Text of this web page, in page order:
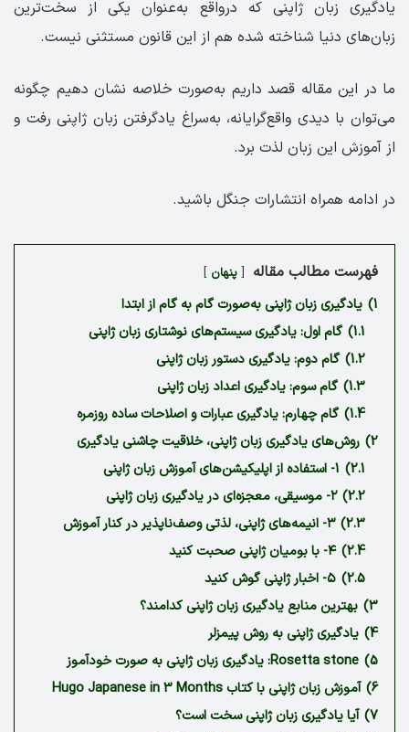
یادگیری زبان ژاپنی که درواقع به‌عنوان یکی از سخت‌ترین
زبان‌های دنیا شناخته شده هم از این قانون مستثنی نیست.
ما در این مقاله قصد داریم به‌صورت خلاصه نشان دهیم چگونه
می‌توان با دیدی واقع‌گرایانه، به‌سراغ یادگرفتن زبان ژاپنی رفت و
از آموزش این زبان لذت برد.
در ادامه همراه انتشارات جنگل باشید.
فهرست مطالب مقاله پنهان
1) یادگیری زبان ژاپنی به‌صورت گام به گام از ابتدا
1.1) گام اول: یادگیری سیستم‌های نوشتاری زبان ژاپنی
1.2) گام دوم: یادگیری دستور زبان ژاپنی
1.3) گام سوم: یادگیری اعداد زبان ژاپنی
1.4) گام چهارم: یادگیری عبارات و اصلاحات ساده روزمره
2) روش‌های یادگیری زبان ژاپنی، خلاقیت چاشنی یادگیری
2.1)
1- استفاده از اپلیکیشن‌های آموزش زبان ژاپنی
2.2) ۲- موسیقی، معجزه‌ای در یادگیری زبان ژاپنی
2.3) ۳- انیمه‌های ژاپنی، لذتی وصف‌ناپذیر در کنار آموزش
2.4) ۴- با بومیان ژاپنی صحبت کنید
2.5) ۵- اخبار ژاپنی گوش کنید
3) بهترین منابع یادگیری زبان ژاپنی کدامند؟
4) یادگیری ژاپنی به روش پیمزلر
5) Rosetta stone: یادگیری زبان ژاپنی به صورت خودآموز
6) آموزش زبان ژاپنی با کتاب Hugo Japanese in 3 Months
7) آیا یادگیری زبان ژاپنی سخت است؟